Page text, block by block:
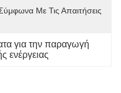
Με Τις Απαιτήσεις
για την παραγωγή
ενέργειας